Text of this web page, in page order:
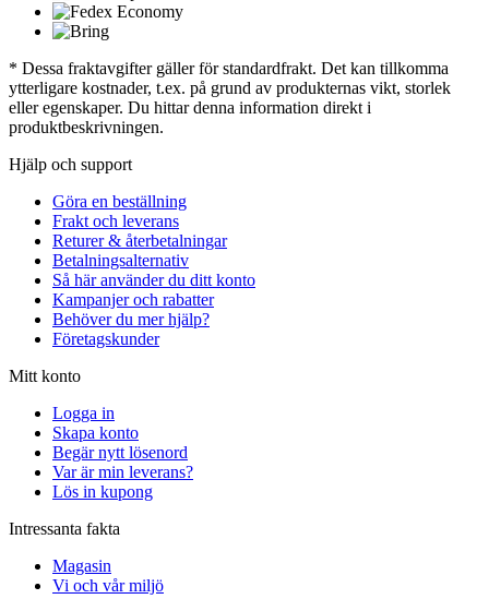
* Dessa fraktavgifter gäller för standardfrakt. Det kan tillkomma
ytterligare kostnader, t.ex. på grund av produkternas vikt, storlek
eller egenskaper. Du hittar denna information direkt i
produktbeskrivningen.
Hjälp och support
Göra en beställning
Frakt och leverans
Returer & återbetalningar
Betalningsalternativ
Så här använder du ditt konto
Kampanjer och rabatter
Behöver du mer hjälp?
Företagskunder
Mitt konto
Logga in
Skapa konto
Begär nytt lösenord
Var är min leverans?
Lös in kupong
Intressanta fakta
Magasin
Vi och vår miljö